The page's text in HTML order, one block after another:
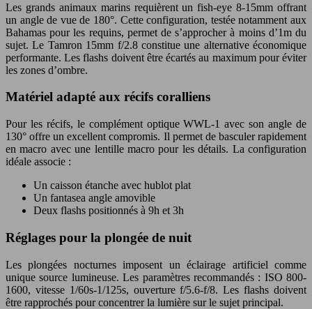
Les grands animaux marins requièrent un fish-eye 8-15mm offrant
un angle de vue de 180°. Cette configuration, testée notamment aux
Bahamas pour les requins, permet de s’approcher à moins d’1m du
sujet. Le Tamron 15mm f/2.8 constitue une alternative économique
performante. Les flashs doivent être écartés au maximum pour éviter
les zones d’ombre.
Matériel adapté aux récifs coralliens
Pour les récifs, le complément optique WWL-1 avec son angle de
130° offre un excellent compromis. Il permet de basculer rapidement
en macro avec une lentille macro pour les détails. La configuration
idéale associe :
Un caisson étanche avec hublot plat
Un fantasea angle amovible
Deux flashs positionnés à 9h et 3h
Réglages pour la plongée de nuit
Les plongées nocturnes imposent un éclairage artificiel comme
unique source lumineuse. Les paramètres recommandés : ISO 800-
1600, vitesse 1/60s-1/125s, ouverture f/5.6-f/8. Les flashs doivent
être rapprochés pour concentrer la lumière sur le sujet principal.